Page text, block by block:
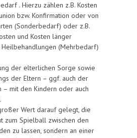
. Hierzu zählen z.B. Kosten
bzw. Konfirmation oder von
(Sonderbedarf) oder z.B.
und Kosten länger
(Mehrbedarf)
der elterlichen Sorge sowie
der Eltern – ggf. auch der
– mit den Kindern oder auch
Wert darauf gelegt, die
zum Spielball zwischen den
zu lassen, sondern an einer